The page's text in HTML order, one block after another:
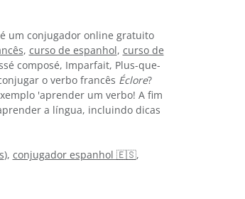
um conjugador online gratuito
, curso de espanhol, curso de
composé, Imparfait, Plus-que-
o verbo francês Éclore?
'aprender um verbo! A fim
a língua, incluindo dicas
), conjugador espanhol 🇪🇸,